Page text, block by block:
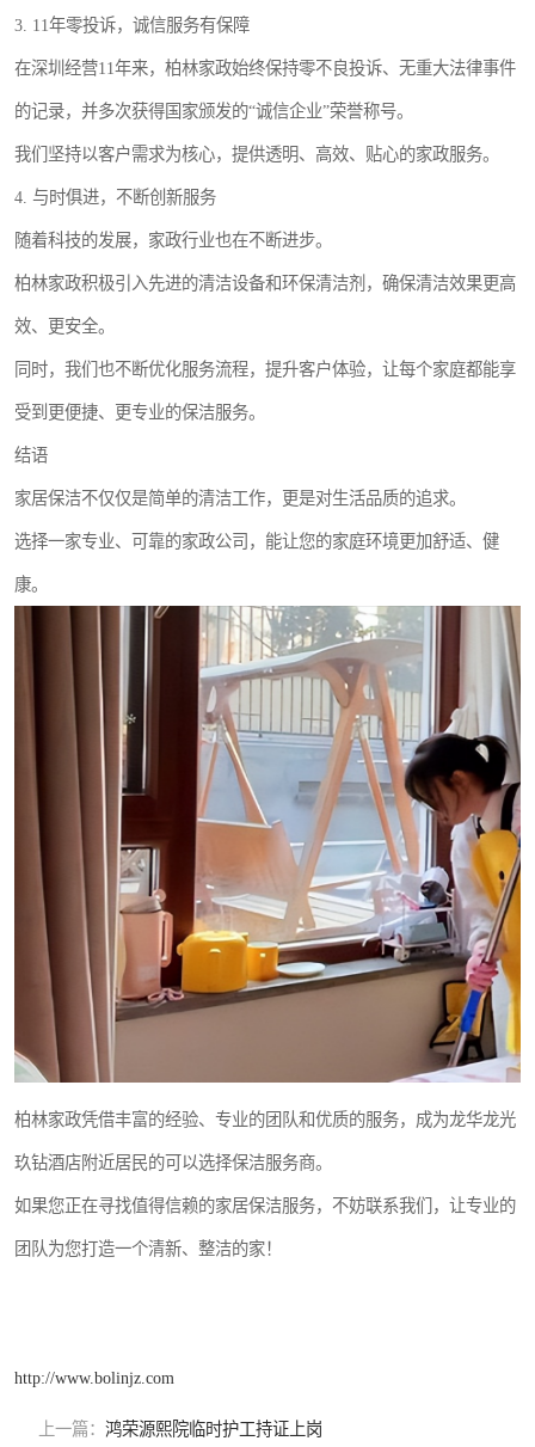
3. 11年零投诉，诚信服务有保障
在深圳经营11年来，柏林家政始终保持零不良投诉、无重大法律事件
的记录，并多次获得国家颁发的“诚信企业”荣誉称号。
我们坚持以客户需求为核心，提供透明、高效、贴心的家政服务。
4. 与时俱进，不断创新服务
随着科技的发展，家政行业也在不断进步。
柏林家政积极引入先进的清洁设备和环保清洁剂，确保清洁效果更高
效、更安全。
同时，我们也不断优化服务流程，提升客户体验，让每个家庭都能享
受到更便捷、更专业的保洁服务。
结语
家居保洁不仅仅是简单的清洁工作，更是对生活品质的追求。
选择一家专业、可靠的家政公司，能让您的家庭环境更加舒适、健
康。
柏林家政凭借丰富的经验、专业的团队和优质的服务，成为龙华龙光
玖钻酒店附近居民的可以选择保洁服务商。
如果您正在寻找值得信赖的家居保洁服务，不妨联系我们，让专业的
团队为您打造一个清新、整洁的家！
http://www.bolinjz.com
上一篇： 鸿荣源熙院临时护工持证上岗